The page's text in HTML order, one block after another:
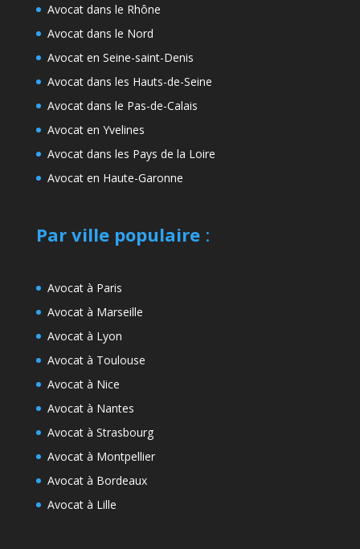
Avocat dans le Rhône
Avocat dans le Nord
Avocat en Seine-saint-Denis
Avocat dans les Hauts-de-Seine
Avocat dans le Pas-de-Calais
Avocat en Yvelines
Avocat dans les Pays de la Loire
Avocat en Haute-Garonne
Par ville populaire:
Avocat à Paris
Avocat à Marseille
Avocat à Lyon
Avocat à Toulouse
Avocat à Nice
Avocat à Nantes
Avocat à Strasbourg
Avocat à Montpellier
Avocat à Bordeaux
Avocat à Lille